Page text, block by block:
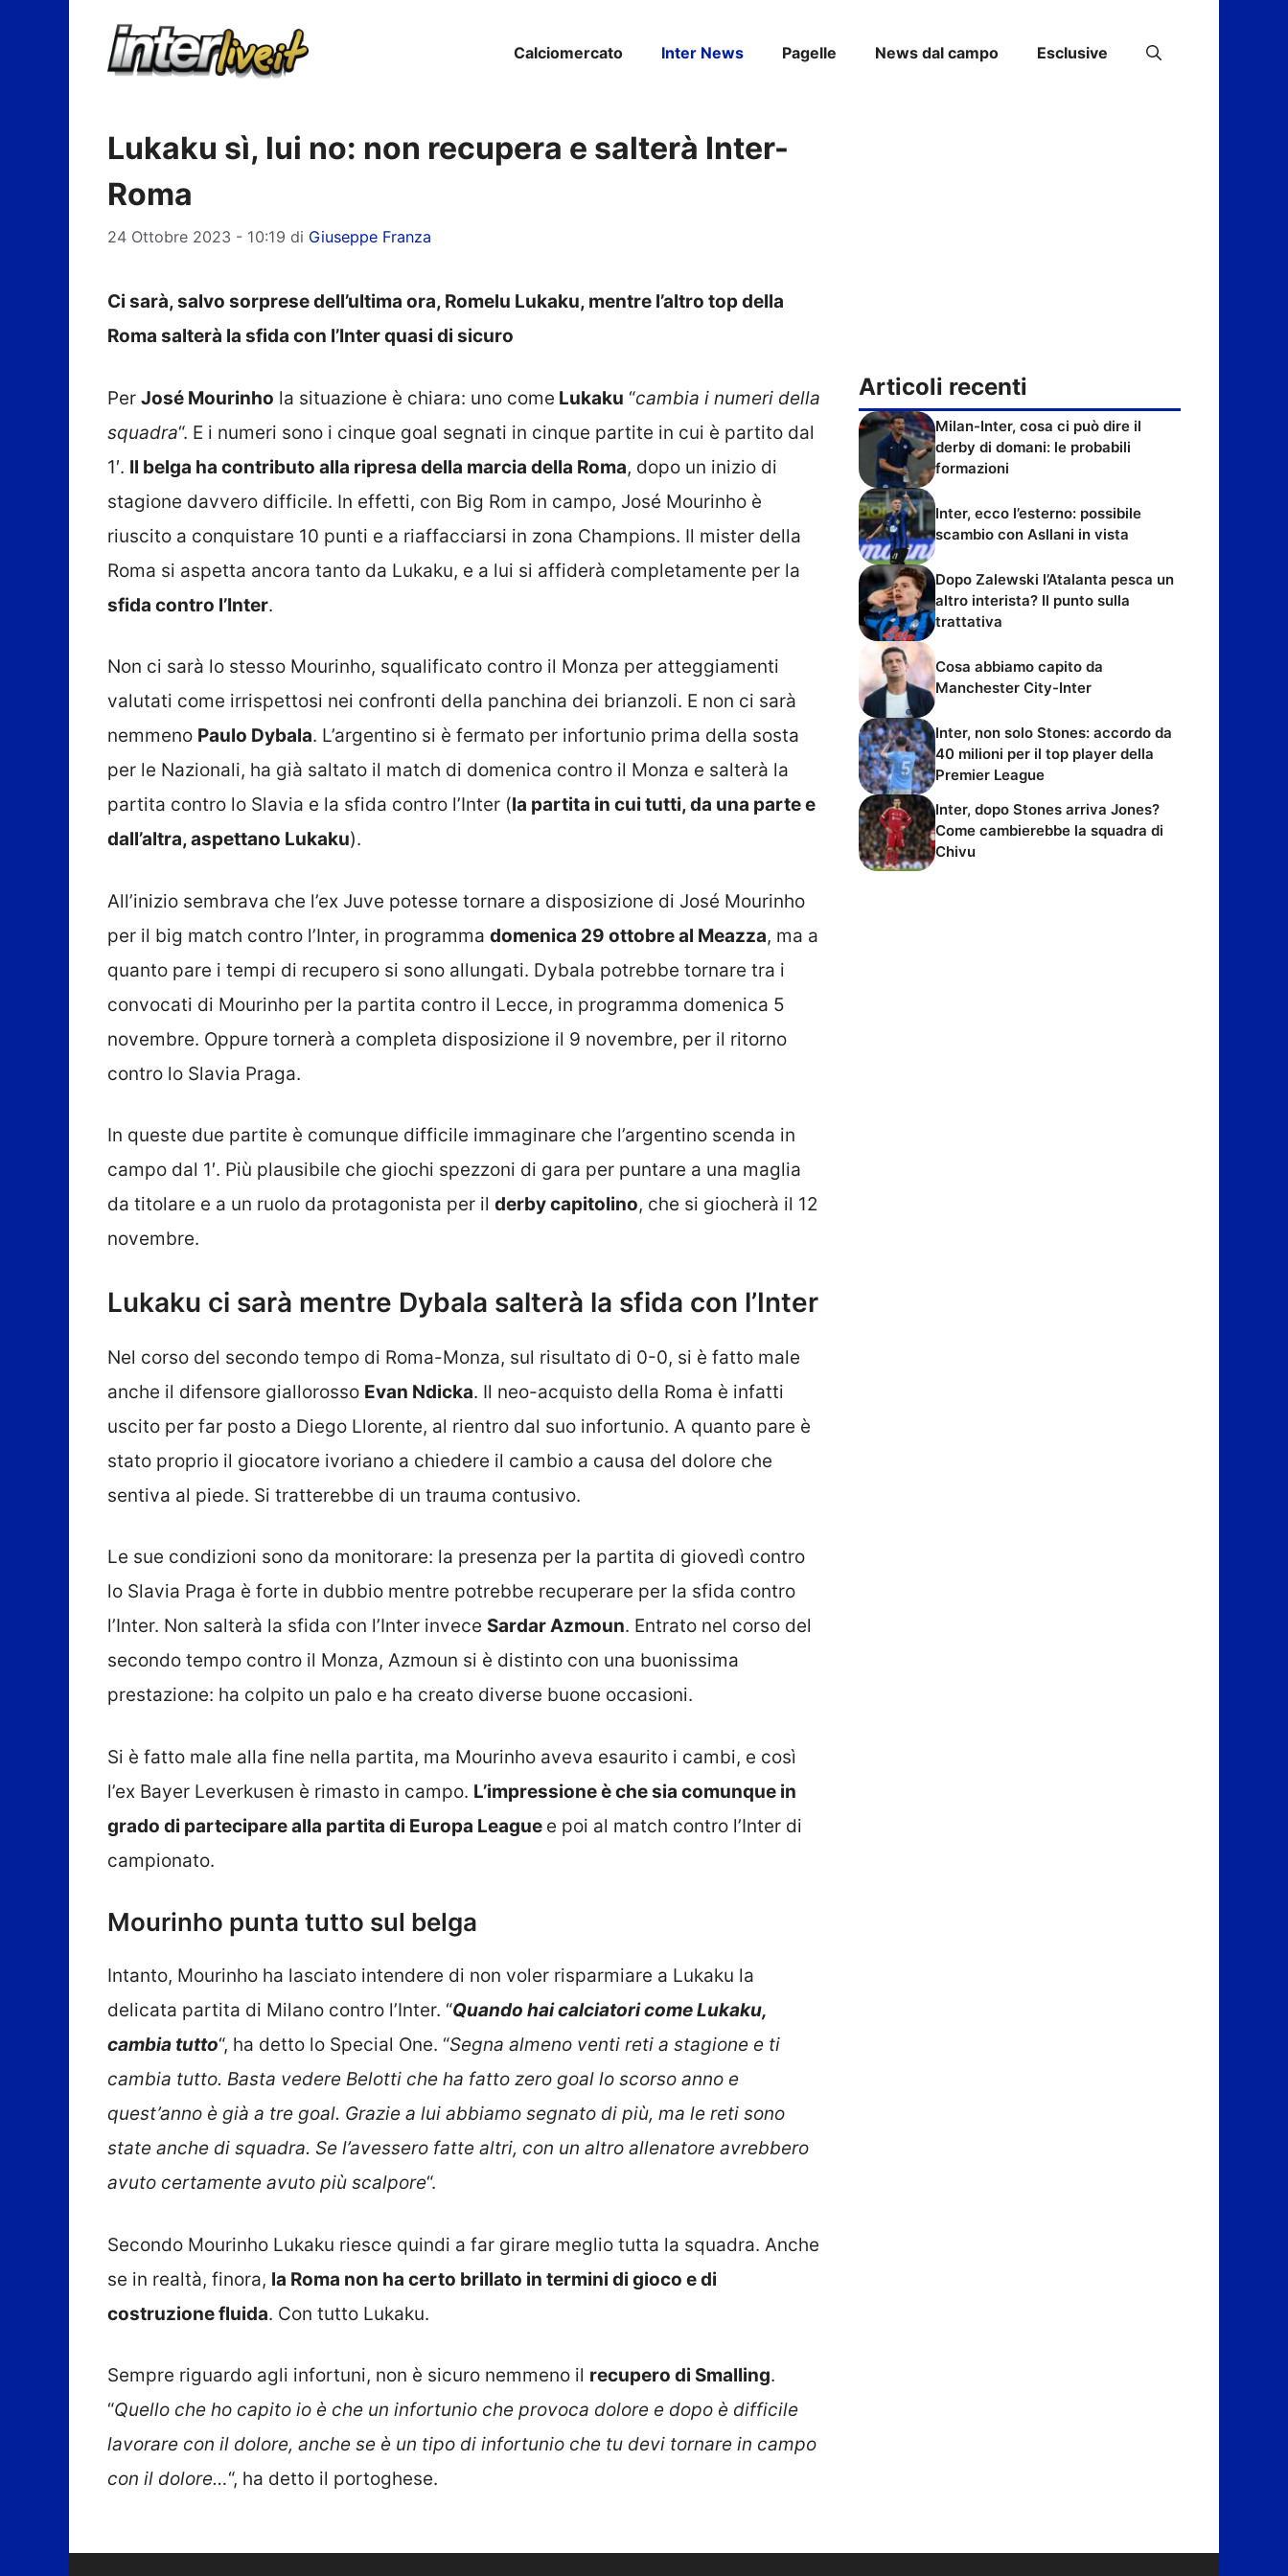
Calciomercato Inter News Pagelle News dal campo Esclusive
Lukaku sì, lui no: non recupera e salterà Inter-
Roma
24 Ottobre 2023 - 10:19 di Giuseppe Franza
Ci sarà, salvo sorprese dell’ultima ora, Romelu Lukaku, mentre l’altro top della
Roma salterà la sfida con l’Inter quasi di sicuro
Per José Mourinho la situazione è chiara: uno come Lukaku “cambia i numeri della
squadra“. E i numeri sono i cinque goal segnati in cinque partite in cui è partito dal
1′. Il belga ha contributo alla ripresa della marcia della Roma, dopo un inizio di
stagione davvero difficile. In effetti, con Big Rom in campo, José Mourinho è
riuscito a conquistare 10 punti e a riaffacciarsi in zona Champions. Il mister della
Roma si aspetta ancora tanto da Lukaku, e a lui si affiderà completamente per la
sfida contro l’Inter.
Non ci sarà lo stesso Mourinho, squalificato contro il Monza per atteggiamenti
valutati come irrispettosi nei confronti della panchina dei brianzoli. E non ci sarà
nemmeno Paulo Dybala. L’argentino si è fermato per infortunio prima della sosta
per le Nazionali, ha già saltato il match di domenica contro il Monza e salterà la
partita contro lo Slavia e la sfida contro l’Inter (la partita in cui tutti, da una parte e
dall’altra, aspettano Lukaku).
All’inizio sembrava che l’ex Juve potesse tornare a disposizione di José Mourinho
per il big match contro l’Inter, in programma domenica 29 ottobre al Meazza, ma a
quanto pare i tempi di recupero si sono allungati. Dybala potrebbe tornare tra i
convocati di Mourinho per la partita contro il Lecce, in programma domenica 5
novembre. Oppure tornerà a completa disposizione il 9 novembre, per il ritorno
contro lo Slavia Praga.
In queste due partite è comunque difficile immaginare che l’argentino scenda in
campo dal 1′. Più plausibile che giochi spezzoni di gara per puntare a una maglia
da titolare e a un ruolo da protagonista per il derby capitolino, che si giocherà il 12
novembre.
Lukaku ci sarà mentre Dybala salterà la sfida con l’Inter
Nel corso del secondo tempo di Roma-Monza, sul risultato di 0-0, si è fatto male
anche il difensore giallorosso Evan Ndicka. Il neo-acquisto della Roma è infatti
uscito per far posto a Diego Llorente, al rientro dal suo infortunio. A quanto pare è
stato proprio il giocatore ivoriano a chiedere il cambio a causa del dolore che
sentiva al piede. Si tratterebbe di un trauma contusivo.
Le sue condizioni sono da monitorare: la presenza per la partita di giovedì contro
lo Slavia Praga è forte in dubbio mentre potrebbe recuperare per la sfida contro
l’Inter. Non salterà la sfida con l’Inter invece Sardar Azmoun. Entrato nel corso del
secondo tempo contro il Monza, Azmoun si è distinto con una buonissima
prestazione: ha colpito un palo e ha creato diverse buone occasioni.
Si è fatto male alla fine nella partita, ma Mourinho aveva esaurito i cambi, e così
l’ex Bayer Leverkusen è rimasto in campo. L’impressione è che sia comunque in
grado di partecipare alla partita di Europa League e poi al match contro l’Inter di
campionato.
Mourinho punta tutto sul belga
Intanto, Mourinho ha lasciato intendere di non voler risparmiare a Lukaku la
delicata partita di Milano contro l’Inter. “Quando hai calciatori come Lukaku,
cambia tutto“, ha detto lo Special One. “Segna almeno venti reti a stagione e ti
cambia tutto. Basta vedere Belotti che ha fatto zero goal lo scorso anno e
quest’anno è già a tre goal. Grazie a lui abbiamo segnato di più, ma le reti sono
state anche di squadra. Se l’avessero fatte altri, con un altro allenatore avrebbero
avuto certamente avuto più scalpore“.
Secondo Mourinho Lukaku riesce quindi a far girare meglio tutta la squadra. Anche
se in realtà, finora, la Roma non ha certo brillato in termini di gioco e di
costruzione fluida. Con tutto Lukaku.
Sempre riguardo agli infortuni, non è sicuro nemmeno il recupero di Smalling.
“Quello che ho capito io è che un infortunio che provoca dolore e dopo è difficile
lavorare con il dolore, anche se è un tipo di infortunio che tu devi tornare in campo
con il dolore…“, ha detto il portoghese.
Articoli recenti
Milan-Inter, cosa ci può dire il
derby di domani: le probabili
formazioni
Inter, ecco l’esterno: possibile
scambio con Asllani in vista
Dopo Zalewski l’Atalanta pesca un
altro interista? Il punto sulla
trattativa
Cosa abbiamo capito da
Manchester City-Inter
Inter, non solo Stones: accordo da
40 milioni per il top player della
Premier League
Inter, dopo Stones arriva Jones?
Come cambierebbe la squadra di
Chivu